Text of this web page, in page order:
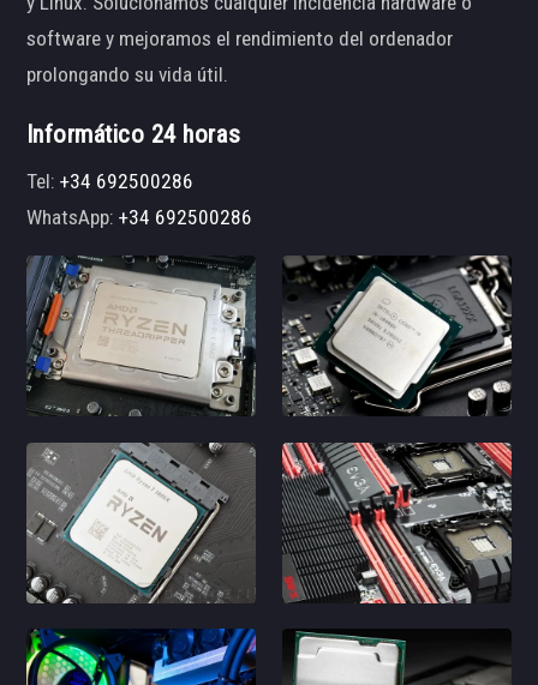
software y mejoramos el rendimiento del ordenador
prolongando su vida útil.
Informático 24 horas
Tel:+34 692500286
WhatsApp:+34 692500286